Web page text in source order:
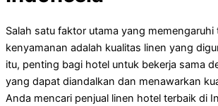
Salah satu faktor utama yang memengaruhi
kenyamanan adalah kualitas linen yang
itu, penting bagi hotel untuk bekerja sama
yang dapat diandalkan dan menawarkan
Anda mencari penjual linen hotel terbaik di